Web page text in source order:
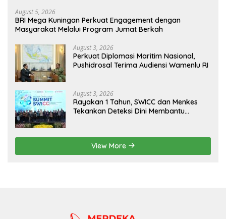
August 5, 2026
BRI Mega Kuningan Perkuat Engagement dengan
Masyarakat Melalui Program Jumat Berkah
August 3, 2026
Perkuat Diplomasi Maritim Nasional,
Pushidrosal Terima Audiensi Wamenlu RI
August 3, 2026
Rayakan 1 Tahun, SWICC dan Menkes
Tekankan Deteksi Dini Membantu
View More